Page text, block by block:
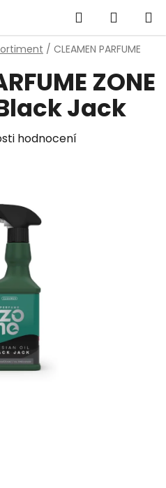
Hledat
KOŠÍK
/ CLEAMEN PARFUME
ZONE
Jack
hodnocení